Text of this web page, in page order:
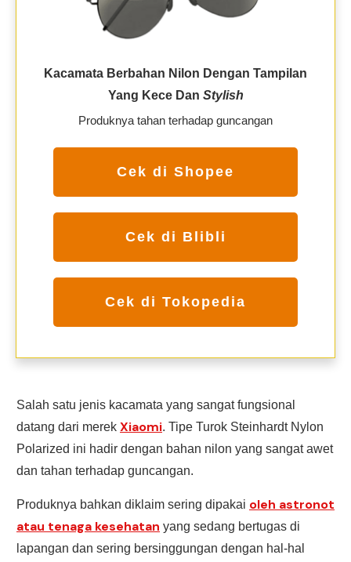
Kacamata Berbahan Nilon Dengan Tampilan
Yang Kece Dan Stylish
Produknya tahan terhadap guncangan
Cek di Shopee
Cek di Blibli
Cek di Tokopedia
Salah satu jenis kacamata yang sangat fungsional
datang dari merek Xiaomi. Tipe Turok Steinhardt Nylon
Polarized ini hadir dengan bahan nilon yang sangat awet
dan tahan terhadap guncangan.
Produknya bahkan diklaim sering dipakai oleh astronot
atau tenaga kesehatan yang sedang bertugas di
lapangan dan sering bersinggungan dengan hal-hal